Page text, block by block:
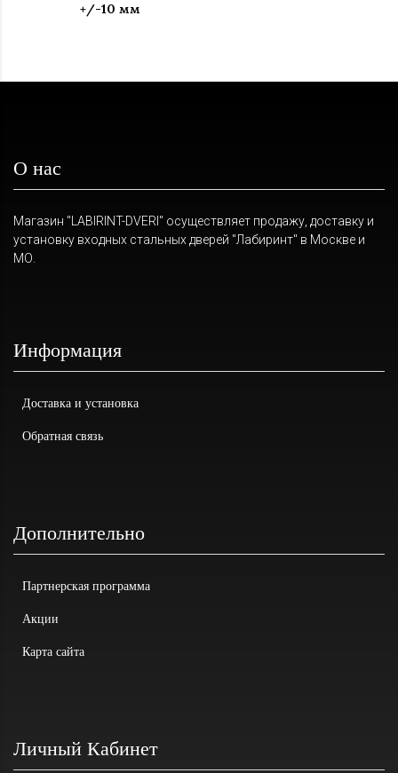
+/-10 мм
О нас
Магазин "LABIRINT-DVERI" осуществляет продажу, доставку и
установку входных стальных дверей "Лабиринт" в Москве и
МО.
Информация
Доставка и установка
Обратная связь
Дополнительно
Партнерская программа
Акции
Карта сайта
Личный Кабинет